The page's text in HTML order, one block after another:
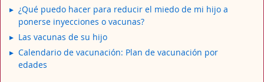
¿Qué puedo hacer para reducir el miedo de mi hijo a
ponerse inyecciones o vacunas?
Las vacunas de su hijo
Calendario de vacunación: Plan de vacunación por
edades